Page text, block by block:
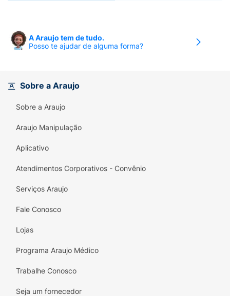
A Araujo tem de tudo.
Posso te ajudar de alguma forma?
Sobre a Araujo
Sobre a Araujo
Araujo Manipulação
Aplicativo
Atendimentos Corporativos - Convênio
Serviços Araujo
Fale Conosco
Lojas
Programa Araujo Médico
Trabalhe Conosco
Seja um fornecedor